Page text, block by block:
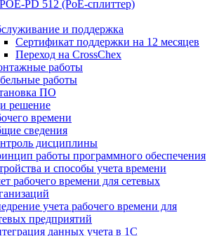
PD 512 (PoE-сплиттер)
и поддержка
Сертификат поддержки на 12 месяцев
Переход на CrossChex
работы
работы
ПО
решение
времени
сведения
дисциплины
работы программного обеспечения
и способы учета времени
рабочего времени для сетевых
учета рабочего времени для
предприятий
данных учета в 1С